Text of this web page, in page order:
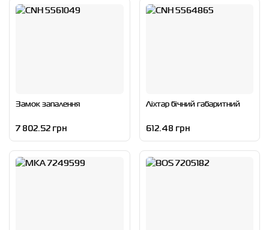
Замок запалення
7 802.52 грн
Ліхтар бічний габаритний
612.48 грн